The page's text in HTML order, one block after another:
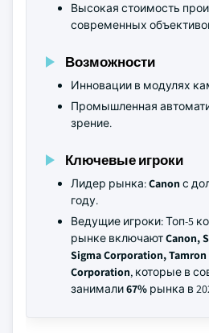
Высокая стоимость
современных
Возможности
Инновации в модулях
Промышленная
зрение.
Ключевые игроки
Лидер рынка:Canon с
году.
Ведущие игроки: Топ-5
рынке включаютCanon,
Sigma Corporation,
Corporation, которые в
занимали67% рынка в